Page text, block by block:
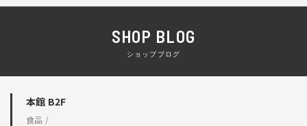
SHOP BLOG
ショップブログ
本館 B2F
食品 /